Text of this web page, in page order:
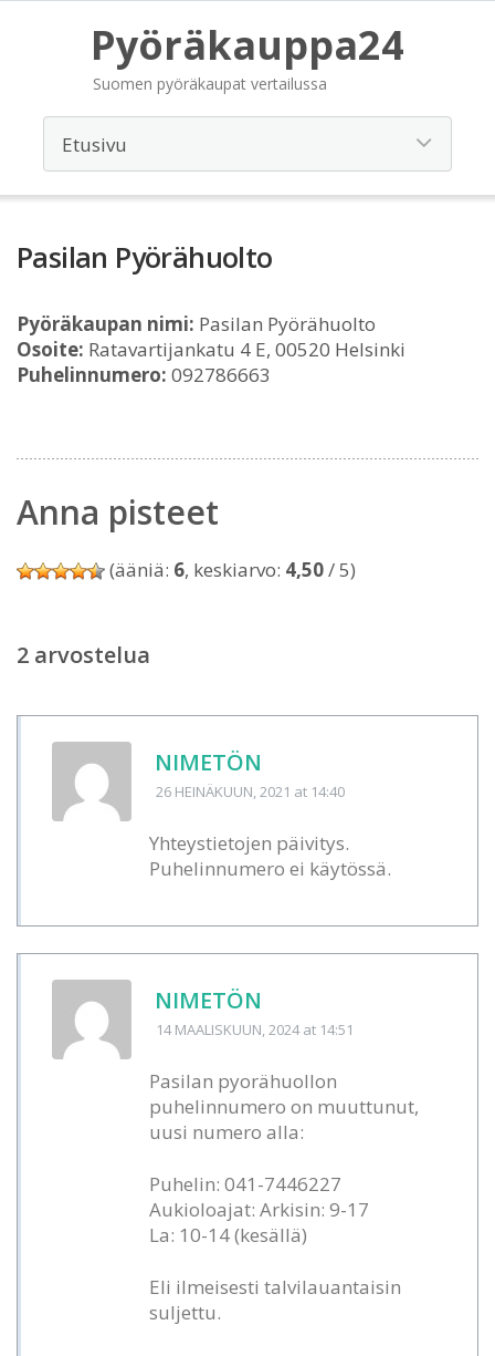
Pyöräkauppa24
Suomen pyöräkaupat vertailussa
Pasilan Pyörähuolto
Pyöräkaupan nimi: Pasilan Pyörähuolto
Osoite: Ratavartijankatu 4 E, 00520 Helsinki
Puhelinnumero: 092786663
Anna pisteet
(ääniä: 6, keskiarvo: 4,50/ 5)
2 arvostelua
NIMETÖN
26 HEINÄKUUN, 2021 at 14:40
Yhteystietojen päivitys.
Puhelinnumero ei käytössä.
NIMETÖN
14 MAALISKUUN, 2024at 14:51
Pasilan pyorähuollon
puhelinnumero on muuttunut,
uusi numero alla:
Puhelin: 041-7446227
Aukioloajat: Arkisin: 9-17
La: 10-14 (kesällä)
Eli ilmeisesti talvilauantaisin
suljettu.